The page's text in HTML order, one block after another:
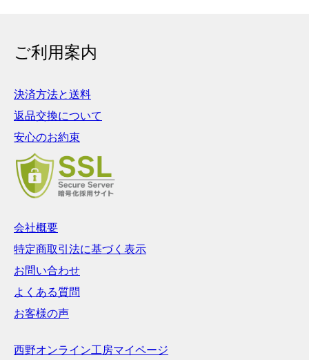
ご利用案内
決済方法と送料
返品交換について
安心のお約束
会社概要
特定商取引法に基づく表示
お問い合わせ
よくある質問
お客様の声
西野オンライン工房マイページ